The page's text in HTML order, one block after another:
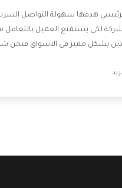
هدفها سهولة التواصل
لكى يستمتع العميل بالتعامل
بشكل مميز فى الاسواق فنحن
الشركة بها والتى تكون منها خدمة